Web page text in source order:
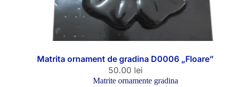
Matrita ornament de gradina D0006 „Floare”
50.00 lei
Matrite ornamente gradina